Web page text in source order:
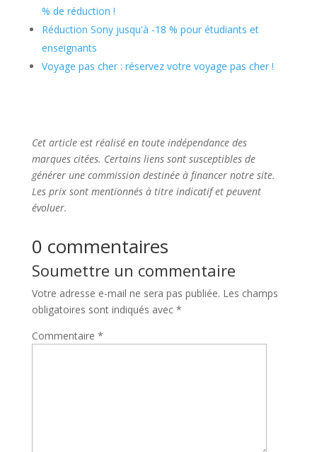
% de réduction !
Réduction Sony jusqu'à -18 % pour étudiants et
enseignants
Voyage pas cher : réservez votre voyage pas cher !
Cet article est réalisé en toute indépendance des
marques citées. Certains liens sont susceptibles de
générer une commission destinée à financer notre site.
Les prix sont mentionnés à titre indicatif et peuvent
évoluer.
0 commentaires
Soumettre un commentaire
Votre adresse e-mail ne sera pas publiée. Les champs
obligatoires sont indiqués avec *
Commentaire *